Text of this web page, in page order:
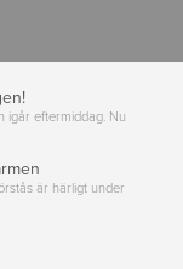
igår eftermiddag. Nu
är härligt under